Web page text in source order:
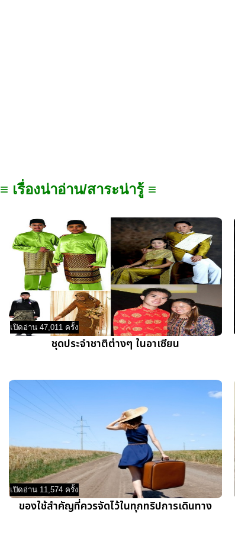
≡ เรื่องน่าอ่าน/สาระน่ารู้ ≡
เปิดอ่าน 47,011 ครั้ง
ชุดประจำชาติต่างๆ ในอาเซียน
เปิดอ่าน 11,574 ครั้ง
ของใช้สำคัญที่ควรจัดไว้ในทุกทริปการเดินทาง